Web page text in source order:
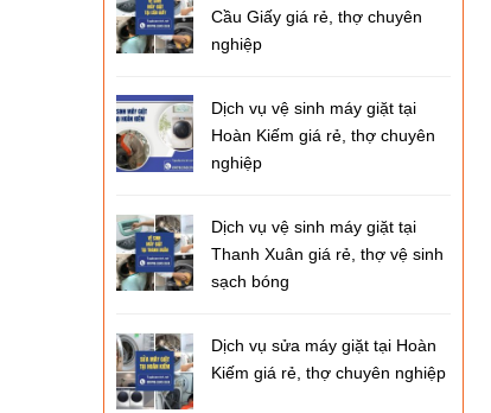
Cầu Giấy giá rẻ, thợ chuyên
nghiệp
Dịch vụ vệ sinh máy giặt tại
Hoàn Kiếm giá rẻ, thợ chuyên
nghiệp
Dịch vụ vệ sinh máy giặt tại
Thanh Xuân giá rẻ, thợ vệ sinh
sạch bóng
Dịch vụ sửa máy giặt tại Hoàn
Kiếm giá rẻ, thợ chuyên nghiệp